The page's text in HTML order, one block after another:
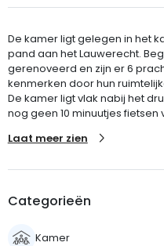
De kamer ligt gelegen in het
pand aan het Lauwerecht.
gerenoveerd en zijn er 6
kenmerken door hun
De kamer ligt vlak nabij het
nog geen 10 minuutjes fietsen
Laat meer zien
Categorieën
Kamer